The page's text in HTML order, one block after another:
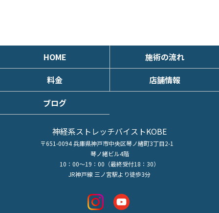
HOME
施術の流れ
料金
店舗情報
ブログ
神経系ストレッチバイストKOBE
〒651-0094 兵庫県神戸市中央区琴ノ緒町3丁目2-1
琴ノ緒ビル4階
10：00～19：00（最終受付18：30）
JR神戸線 三ノ宮駅より徒歩3分